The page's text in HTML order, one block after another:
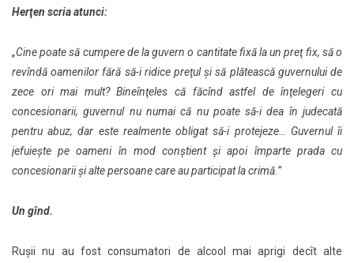
Herţen scria atunci:
„Cine poate să cumpere de la guvern o cantitate fixă la un preţ fix, să o
revîndă oamenilor fără să-i ridice preţul şi să plătească guvernului de
zece ori mai mult? Bineînţeles că făcînd astfel de înţelegeri cu
concesionarii, guvernul nu numai că nu poate să-i dea în judecată
pentru abuz, dar este realmente obligat să-i protejeze… Guvernul îi
jefuieşte pe oameni în mod conştient şi apoi împarte prada cu
concesionarii şi alte persoane care au participat la crimă.”
Un gînd.
Ruşii nu au fost consumatori de alcool mai aprigi decît alte